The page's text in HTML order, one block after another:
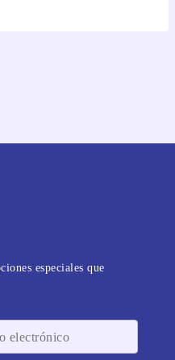
especiales que